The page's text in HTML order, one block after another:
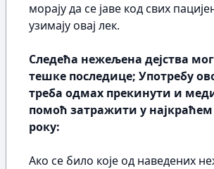
морају да се јаве код свих
узимају овај лек.
Следећа нежељена дејства
тешке последице; Употребу
треба одмах прекинути и
помоћ затражити у
року:
Ако се било које од наведених